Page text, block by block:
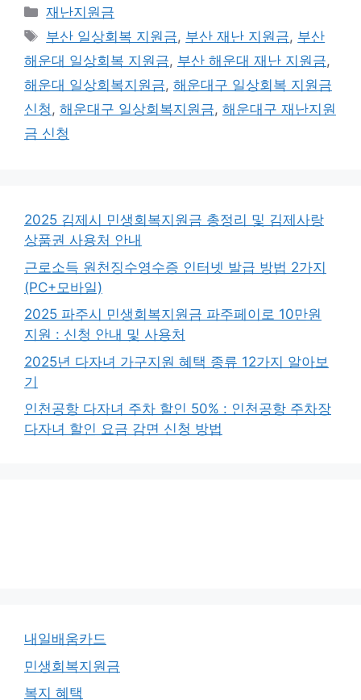
카
테
리
재난지원금
태
그
부산 일상회복 지원금, 부산 재난 지원금, 부산
해운대 일상회복 지원금, 부산 해운대 재난 지원금,
해운대 일상회복지원금, 해운대구 일상회복 지원금
신청, 해운대구 일상회복지원금, 해운대구 재난지원
금 신청
2025 김제시 민생회복지원금 총정리 및 김제사랑
상품권 사용처 안내
근로소득 원천징수영수증 인터넷 발급 방법 2가지
(PC+모바일)
2025 파주시 민생회복지원금 파주페이로 10만원
지원 : 신청 안내 및 사용처
2025년 다자녀 가구지원 혜택 종류 12가지 알아보
기
인천공항 다자녀 주차 할인 50% : 인천공항 주차장
다자녀 할인 요금 감면 신청 방법
내일배움카드
민생회복지원금
복지 혜택